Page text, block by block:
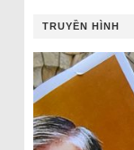
TRUYỀN HÌNH